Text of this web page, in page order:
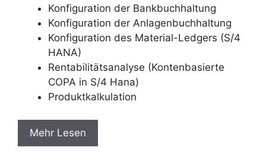
Konfiguration der Bankbuchhaltung
Konfiguration der Anlagenbuchhaltung
Konfiguration des Material-Ledgers (S/4
HANA)
Rentabilitätsanalyse (Kontenbasierte
COPA in S/4 Hana)
Produktkalkulation
Mehr Lesen